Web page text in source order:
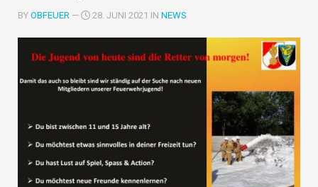
BY OBFEUER — 28. JUNI 2021 IN NEWS